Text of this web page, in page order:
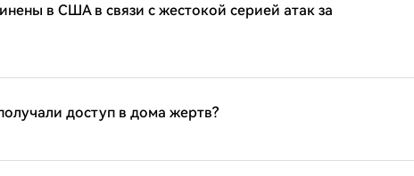
в США в связи с жестокой серией атак за
доступ в дома жертв?